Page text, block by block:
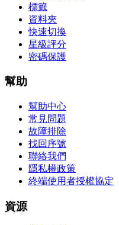
標籤
資料夾
快速切換
星級評分
密碼保護
幫助
幫助中心
常見問題
故障排除
找回序號
聯絡我們
隱私權政策
終端使用者授權協定
資源